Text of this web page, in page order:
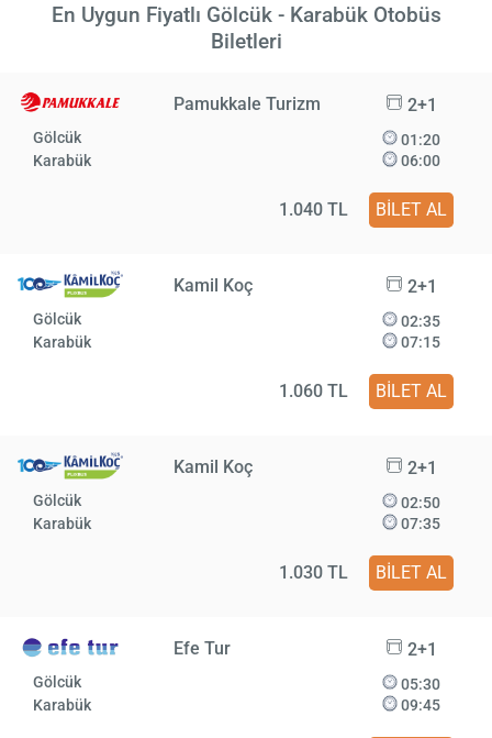
En Uygun Fiyatlı Gölcük - Karabük Otobüs
Biletleri
Pamukkale Turizm 2+1
Gölcük
Karabük
01:20
06:00
1.040 TL BİLET AL
Kamil Koç 2+1
Gölcük
Karabük
02:35
07:15
1.060 TL BİLET AL
Kamil Koç 2+1
Gölcük
Karabük
02:50
07:35
1.030 TL BİLET AL
Efe Tur 2+1
Gölcük
Karabük
05:30
09:45